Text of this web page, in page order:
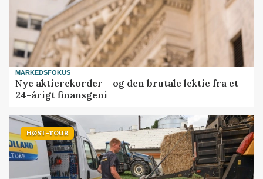
MARKEDSFOKUS
Nye aktierekorder – og den brutale lektie fra et
24-årigt finansgeni
HØST-TOUR